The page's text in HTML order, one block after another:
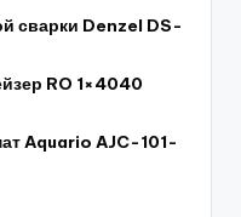
сварки Denzel DS-
RO 1×4040
Aquario AJC-101-